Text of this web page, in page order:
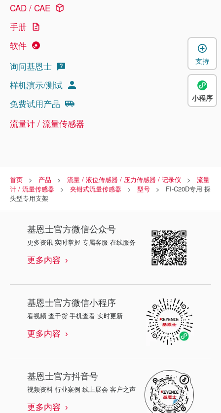
CAD / CAE
手册
软件
询问基恩士
样机演示/测试
免费试用产品
流量计 / 流量传感器
首页 产品 流量 / 液位传感器 / 压力传感器 / 记录仪
流量
计 / 流量传感器
夹钳式流量传感器 型号
FI-C20D专用 探
头型专用支架
基恩士官方微信公众号
更多资讯 实时掌握 专属客服 在线服务
更多内容
基恩士官方微信小程序
看视频 查干货 手机查看 实时更新
更多内容
基恩士官方抖音号
视频资料 行业案例 线上展会 客户之声
更多内容
支持
小程序